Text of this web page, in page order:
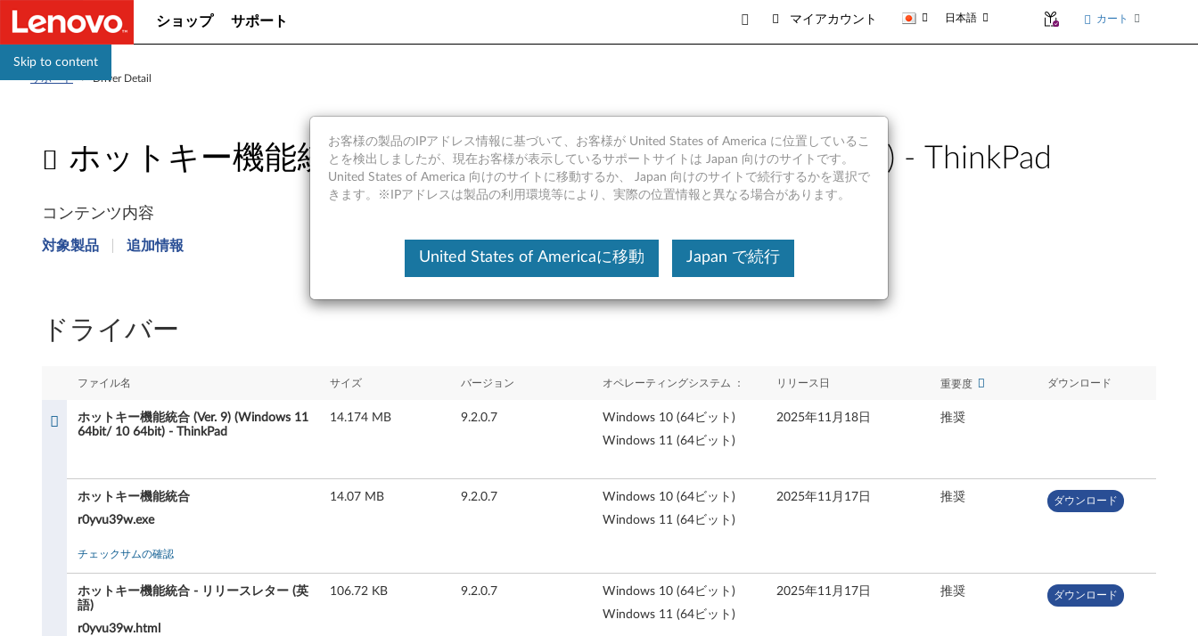
Skip to content
ショップ サポート マイアカウント 日本語 カート
サポート >Driver Detail
ホットキー機能統合 (Ver. 9) (Windows 11 64bit/ 10 64bit) - ThinkPad
ッ
ー
合
コンテンツ内容
対象製品 追加情報
ドライバー
ファイル名 サイズ バージョン オペレーティングシステム ： リリース日 重要度 ダウンロード
ホットキー機能統合 (Ver. 9) (Windows 11
64bit/ 10 64bit) - ThinkPad
14.174 MB 9.2.0.7
Windows 10 (64ビット)
Windows 11 (64ビット)
2025年11月18日 推奨
ホットキー機能統合
r0yvu39w.exe
14.07 MB 9.2.0.7
Windows 10 (64ビット)
Windows 11 (64ビット)
2025年11月17日 推奨 ダウンロード
チェックサムの確認
ホットキー機能統合 - リリースレター (英
語)
r0yvu39w.html
106.72 KB 9.2.0.7
Windows 10 (64ビット)
Windows 11 (64ビット)
2025年11月17日 推奨 ダウンロード
お客様の製品のIPアドレス情報に基づいて、お客様が United States of America に位置しているこ
とを検出しましたが、現在お客様が表示しているサポートサイトは Japan 向けのサイトです。
United States of America 向けのサイトに移動するか、 Japan 向けのサイトで続行するかを選択で
きます。※IPアドレスは製品の利用環境等により、実際の位置情報と異なる場合があります。
United States of Americaに移動 Japan で続行